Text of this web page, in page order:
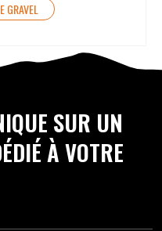
GRAVEL
SUR UN
À VOTRE